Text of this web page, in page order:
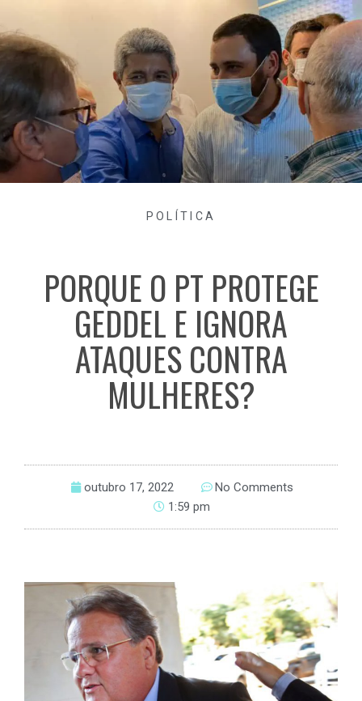
POLÍTICA
PORQUE O PT PROTEGE
GEDDEL E IGNORA
ATAQUES CONTRA
MULHERES?
outubro 17, 2022
No Comments
1:59 pm